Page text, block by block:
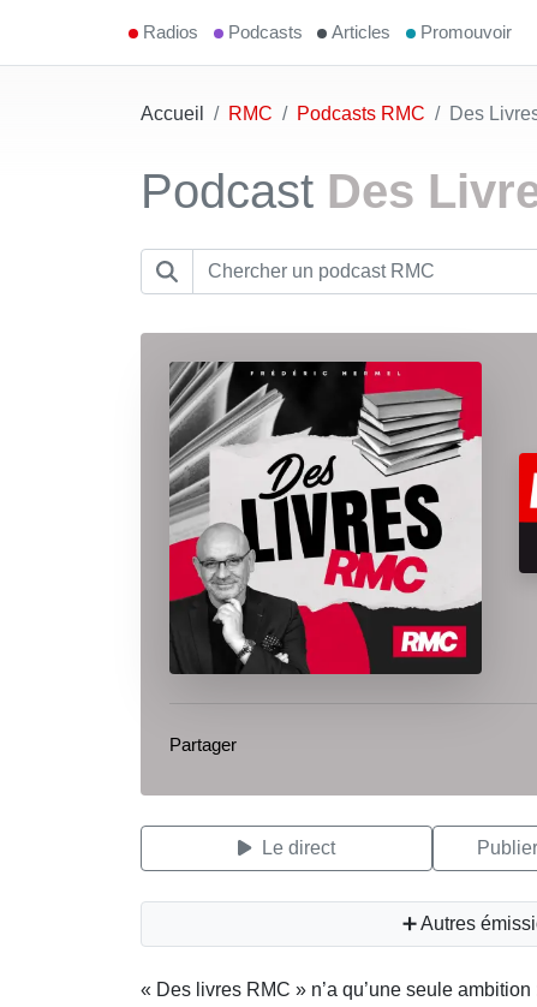
Radios Podcasts Articles Promouvoir
Accueil RMC Podcasts RMC Des
Podcast Des
Partager
Le direct
➕ Autres
« Des livres RMC » n’a qu’une seule